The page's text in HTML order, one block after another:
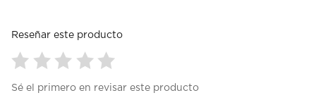
Reseñar este producto
paraparaparaparapara
Sé el primero en revisar este producto